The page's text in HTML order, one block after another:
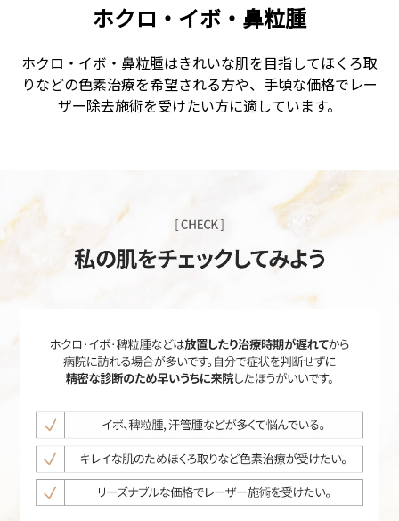
ホクロ・イボ・鼻粒腫
ホクロ・イボ・鼻粒腫はきれいな肌を目指してほくろ取
りなどの色素治療を希望される方や、手頃な価格でレー
ザー除去施術を受けたい方に適しています。